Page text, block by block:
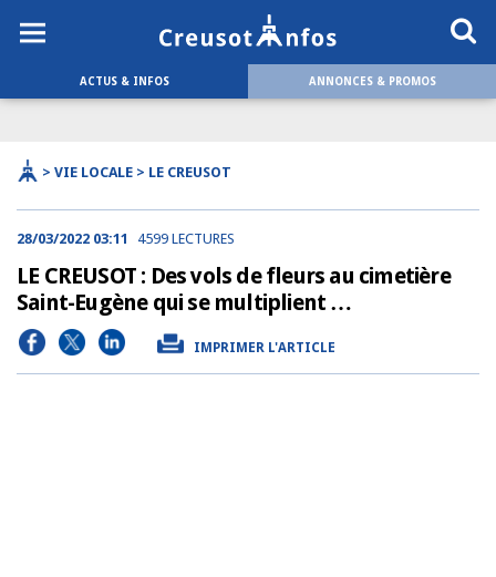
ACTUS & INFOS ANNONCES & PROMOS
> VIE LOCALE > LE CREUSOT
28/03/2022 03:11 4599 LECTURES
LE CREUSOT : Des vols de fleurs au cimetière
Saint-Eugène qui se multiplient …
IMPRIMER L'ARTICLE